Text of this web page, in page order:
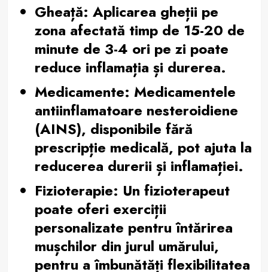
Gheață: Aplicarea gheții pe
zona afectată timp de 15-20 de
minute de 3-4 ori pe zi poate
reduce inflamația și durerea.
Medicamente: Medicamentele
antiinflamatoare nesteroidiene
(AINS), disponibile fără
prescripție medicală, pot ajuta la
reducerea durerii și inflamației.
Fizioterapie: Un fizioterapeut
poate oferi exerciții
personalizate pentru întărirea
mușchilor din jurul umărului,
pentru a îmbunătăți flexibilitatea